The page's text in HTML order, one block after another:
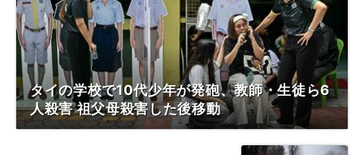
タイの学校で10代少年が発砲、教師・生徒ら6
人殺害 祖父母殺害した後移動